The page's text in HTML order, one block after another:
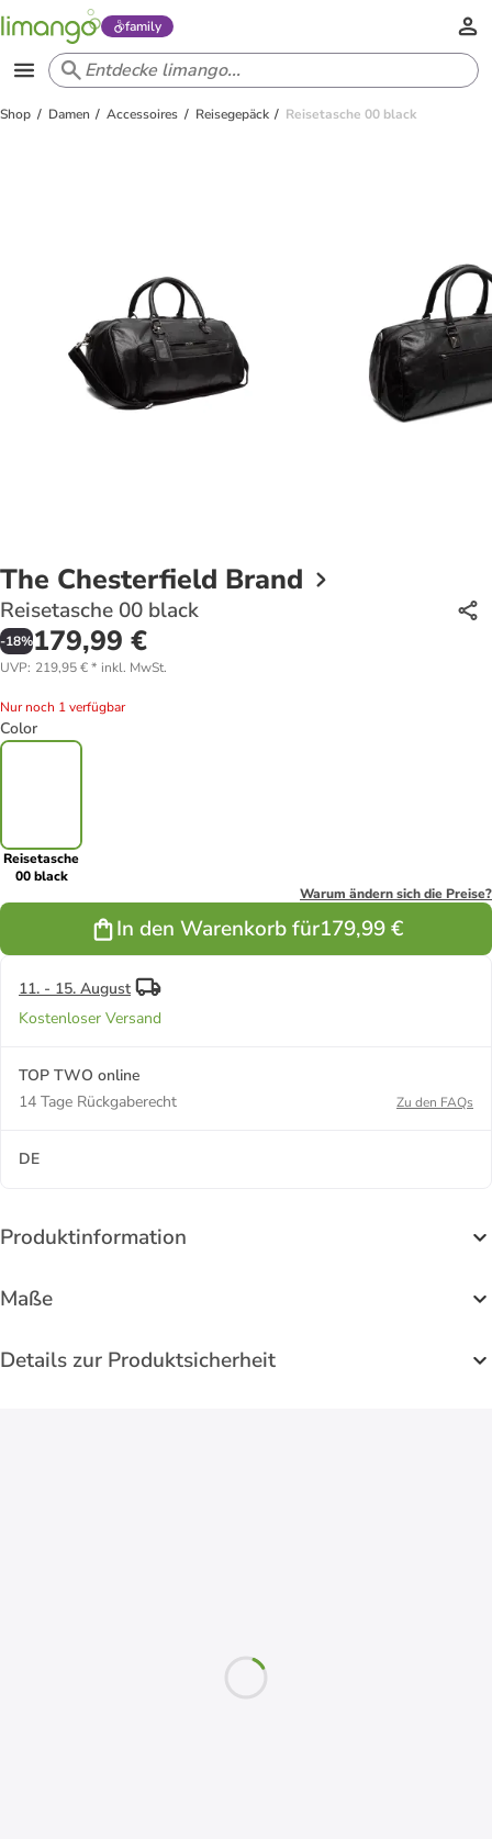
family
Shop Damen Accessoires Reisegepäck Reisetasche 00 black
The Chesterfield Brand
Reisetasche 00 black
-18%179,99 €
UVP: 219,95 €* inkl. MwSt.
Nur noch 1 verfügbar
Color
Reisetasche
00 black
Warum ändern sich die Preise?
In den Warenkorb für179,99 €
11. - 15. August
Kostenloser Versand
TOP TWO online
14 Tage Rückgaberecht
Zu den FAQs
DE
Produktinformation
Maße
Details zur Produktsicherheit